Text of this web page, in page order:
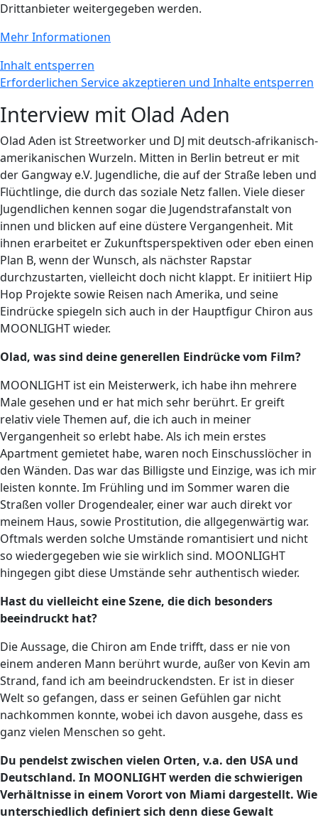
Drittanbieter weitergegeben werden.
Mehr Informationen
Inhalt entsperren
Erforderlichen Service akzeptieren und Inhalte entsperren
Interview mit Olad Aden
Olad Aden ist Streetworker und DJ mit deutsch-afrikanisch-
amerikanischen Wurzeln. Mitten in Berlin betreut er mit
der Gangway e.V. Jugendliche, die auf der Straße leben und
Flüchtlinge, die durch das soziale Netz fallen. Viele dieser
Jugendlichen kennen sogar die Jugendstrafanstalt von
innen und blicken auf eine düstere Vergangenheit. Mit
ihnen erarbeitet er Zukunftsperspektiven oder eben einen
Plan B, wenn der Wunsch, als nächster Rapstar
durchzustarten, vielleicht doch nicht klappt. Er initiiert Hip
Hop Projekte sowie Reisen nach Amerika, und seine
Eindrücke spiegeln sich auch in der Hauptfigur Chiron aus
MOONLIGHT wieder.
Olad, was sind deine generellen Eindrücke vom Film?
MOONLIGHT ist ein Meisterwerk, ich habe ihn mehrere
Male gesehen und er hat mich sehr berührt. Er greift
relativ viele Themen auf, die ich auch in meiner
Vergangenheit so erlebt habe. Als ich mein erstes
Apartment gemietet habe, waren noch Einschusslöcher in
den Wänden. Das war das Billigste und Einzige, was ich mir
leisten konnte. Im Frühling und im Sommer waren die
Straßen voller Drogendealer, einer war auch direkt vor
meinem Haus, sowie Prostitution, die allgegenwärtig war.
Oftmals werden solche Umstände romantisiert und nicht
so wiedergegeben wie sie wirklich sind. MOONLIGHT
hingegen gibt diese Umstände sehr authentisch wieder.
Hast du vielleicht eine Szene, die dich besonders
beeindruckt hat?
Die Aussage, die Chiron am Ende trifft, dass er nie von
einem anderen Mann berührt wurde, außer von Kevin am
Strand, fand ich am beeindruckendsten. Er ist in dieser
Welt so gefangen, dass er seinen Gefühlen gar nicht
nachkommen konnte, wobei ich davon ausgehe, dass es
ganz vielen Menschen so geht.
Du pendelst zwischen vielen Orten, v.a. den USA und
Deutschland. In MOONLIGHT werden die schwierigen
Verhältnisse in einem Vorort von Miami dargestellt. Wie
unterschiedlich definiert sich denn diese Gewalt